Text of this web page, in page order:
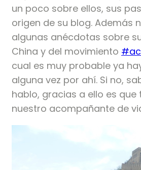
un poco sobre ellos, sus
origen de su blog. Además
algunas anécdotas sobre
China y del movimiento
cual es muy probable ya
alguna vez por ahí. Si no,
hablo, gracias a ello es que
nuestro acompañante de